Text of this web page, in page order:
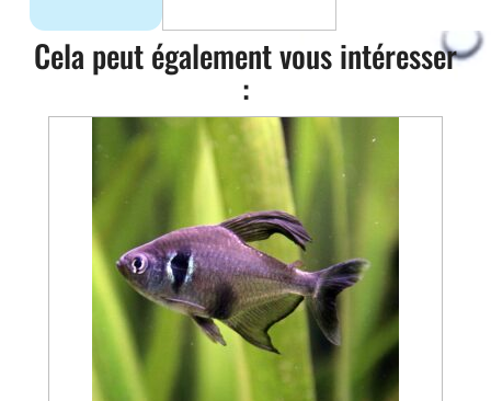
Cela peut également vous intéresser
: